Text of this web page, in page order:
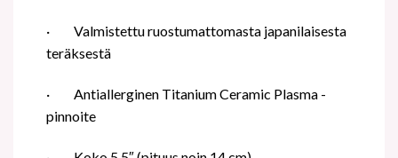
·
Valmistettu ruostumattomasta japanilaisesta
teräksestä
·
Antiallerginen Titanium Ceramic Plasma -
pinnoite